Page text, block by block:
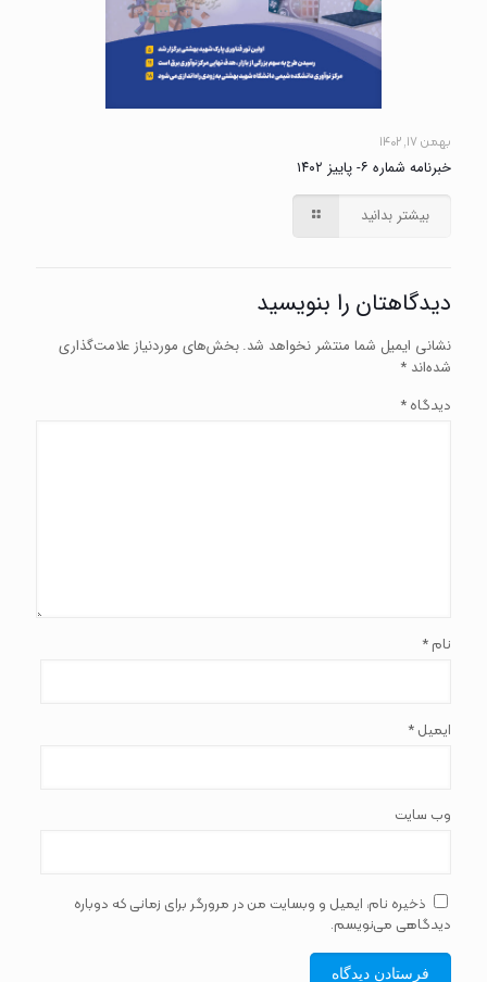
بهمن ۱۷, ۱۴۰۲
خبرنامه شماره ۶- پاییز ۱۴۰۲
بیشتر بدانید
دیدگاهتان را بنویسید
نشانی ایمیل شما منتشر نخواهد شد. بخش‌های موردنیاز علامت‌گذاری
شده‌اند *
دیدگاه *
نام *
ایمیل *
وب‌ سایت
ذخیره نام، ایمیل و وبسایت من در مرورگر برای زمانی که دوباره
دیدگاهی می‌نویسم.